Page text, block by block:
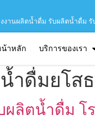
งงานผลิตน้ำดื่ม รับผลิตน้ำดื่ม
าหลัก บริการของเรา
ำดื่มยโส
ลิตน้ำดื่ม โ